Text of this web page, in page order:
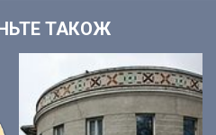
ТАКОЖ